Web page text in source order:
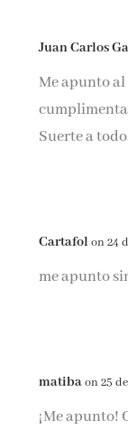
Juan Carlos
Me apunto
Suerte a
Cartafolon 24
me apunto
matibaon 25
¡Me apunto!